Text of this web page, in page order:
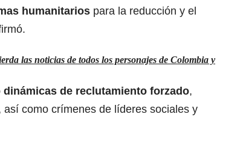
humanitarios para la reducción y el
las noticias de todos los personajes de Colombia y
de reclutamiento forzado,
como crímenes de líderes sociales y